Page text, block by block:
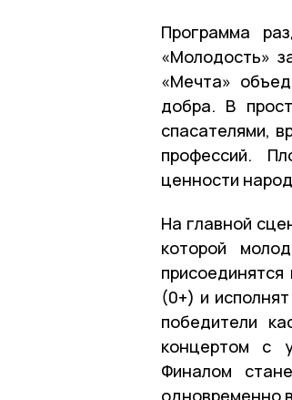
Программа
«Молодость»
«Мечта»
добра. В
спасателями,
профессий.
ценности
На главной
которой
(0+) и
победители
концертом с
Финалом
одновременно